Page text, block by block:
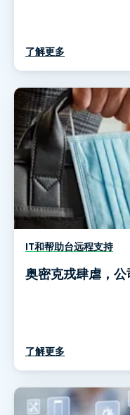
了解更多
IT和帮助台远程支持
奥密克戎肆虐，
了解更多